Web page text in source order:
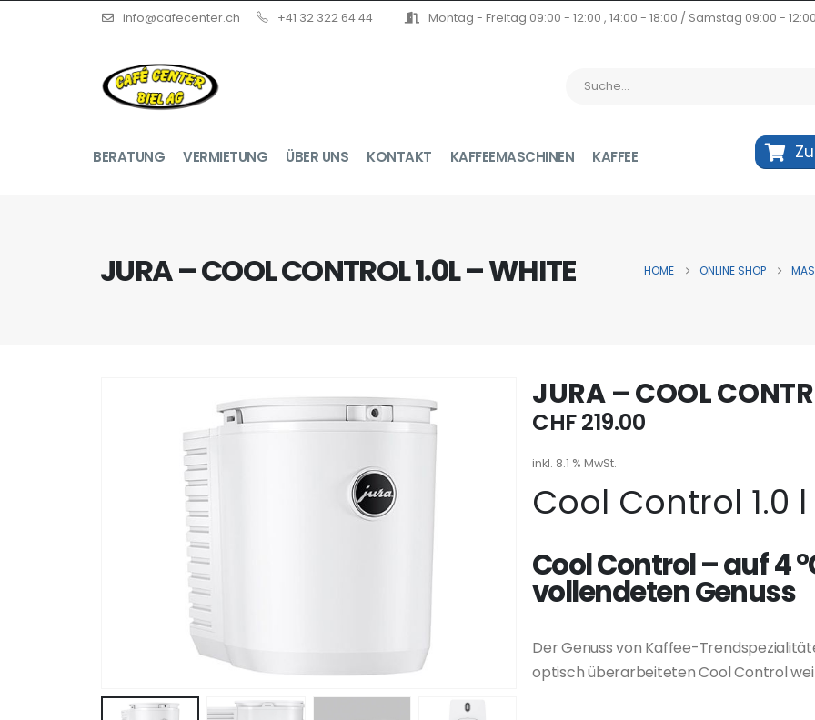
info@cafecenter.ch +41 32 322 64 44 Montag - Freitag 09:00 - 12:00 , 14:00 - 18:00 / Samstag 09:00 -
BERATUNG VERMIETUNG ÜBER UNS KONTAKT KAFFEEMASCHINEN KAFFEE
JURA – COOL CONTROL 1.0L – WHITE HOME ONLINE SHOP
JURA – COOL
CHF219.00
inkl. 8.1 % MwSt.
Cool Control 1.0 l
Cool Control – auf 4
vollendeten Genuss
Der Genuss von Kaffee-
optisch überarbeiteten Cool Control